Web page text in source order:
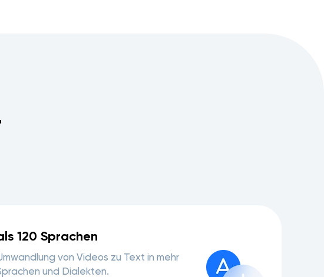
120 Sprachen
von Videos zu Text in mehr
und Dialekten.